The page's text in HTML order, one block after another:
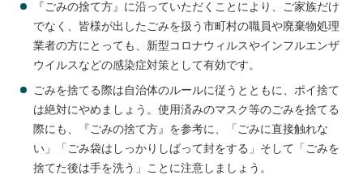
『ごみの捨て方』に沿っていただくことにより、ご家族だけ
でなく、皆様が出したごみを扱う市町村の職員や廃棄物処理
業者の方にとっても、新型コロナウィルスやインフルエンザ
ウイルスなどの感染症対策として有効です。
ごみを捨てる際は自治体のルールに従うとともに、ポイ捨て
は絶対にやめましょう。使用済みのマスク等のごみを捨てる
際にも、『ごみの捨て方』を参考に、「ごみに直接触れな
い」「ごみ袋はしっかりしばって封をする」そして「ごみを
捨てた後は手を洗う」ことに注意しましょう。